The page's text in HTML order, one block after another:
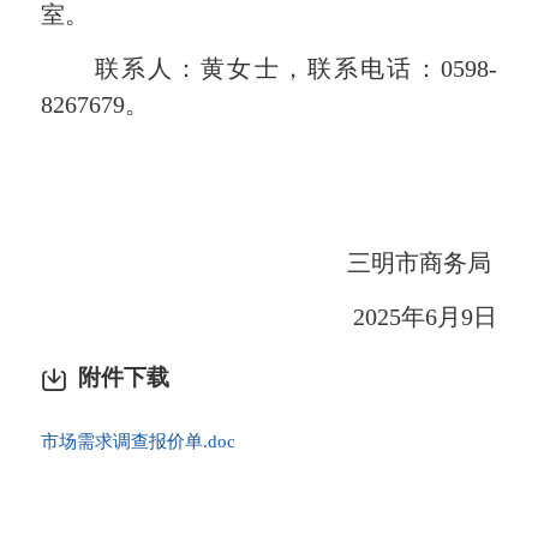
室。
联系人：黄女士，联系电话：0598-
8267679。
三明市商务局
2025年6月9日
附件下载
市场需求调查报价单.doc